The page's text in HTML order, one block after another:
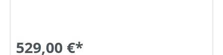
529,00 €*